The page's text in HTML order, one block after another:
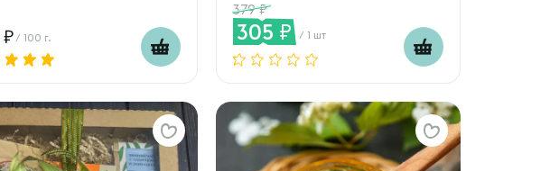
/ 100 г.
379
305 / 1 шт